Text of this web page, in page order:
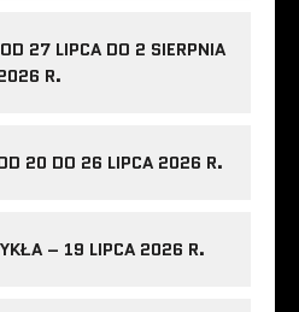
27 LIPCA DO 2 SIERPNIA
R.
20 DO 26 LIPCA 2026 R.
– 19 LIPCA 2026 R.